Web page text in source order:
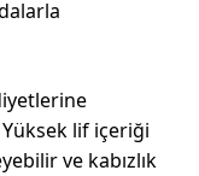
lif içeriği
ve kabızlık